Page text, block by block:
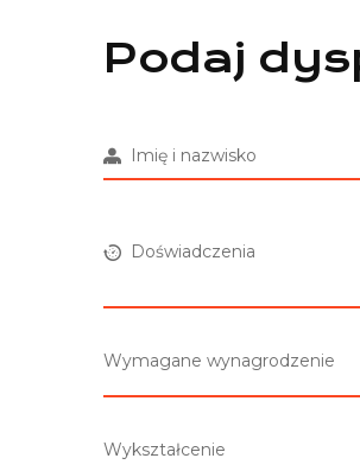
Podaj
Imię i nazwisko
Doświadczenia
Wymagane wynagrodzenie
Wykształcenie